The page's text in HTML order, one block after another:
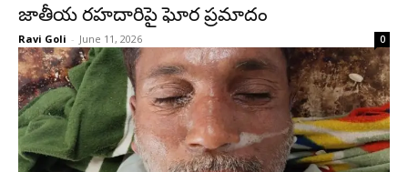
జాతీయ రహదారిపై ఘోర ప్రమాదం
Ravi Goli - June 11, 2026 0